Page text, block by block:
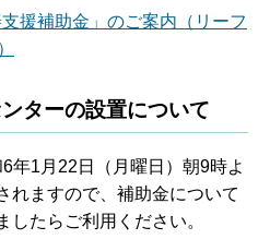
支援補助金」のご案内（リーフ
ターの設置について
年1月22日（月曜日）朝9時よ
れますので、補助金について
たらご利用ください。